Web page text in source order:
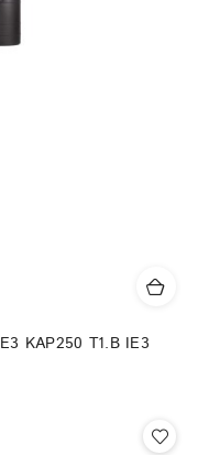
KAP250 T1.B IE3